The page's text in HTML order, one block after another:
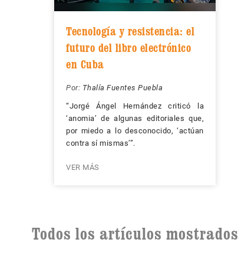
Tecnología y resistencia: el
futuro del libro electrónico
en Cuba
Por: Thalía Fuentes Puebla
“Jorgé Ángel Hernández criticó la
‘anomia’ de algunas editoriales que,
por miedo a lo desconocido, ‘actúan
contra sí mismas’”.
VER MÁS
Todos los artículos mostrados